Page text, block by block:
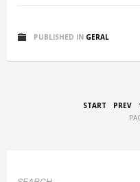
PUBLISHED IN GERAL
START PREV